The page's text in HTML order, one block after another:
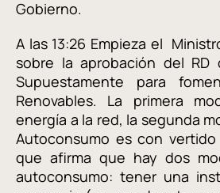
Gobierno.
A las 13:26 Empieza el
sobre la aprobación del RD
Supuestamente para
Renovables. La primera
energía a la red, la segunda
Autoconsumo es con
que afirma que hay dos
autoconsumo: tener una